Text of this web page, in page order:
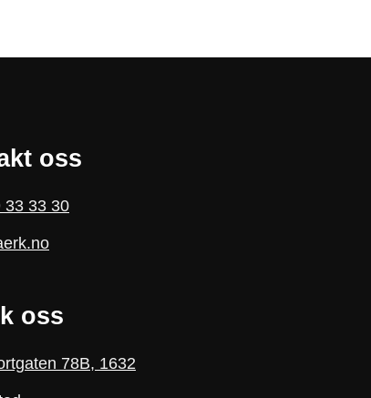
oss
33 33 30
oss
78B, 1632